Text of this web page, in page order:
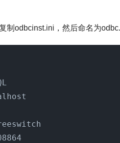
制odbcinst.ini，然后命名为